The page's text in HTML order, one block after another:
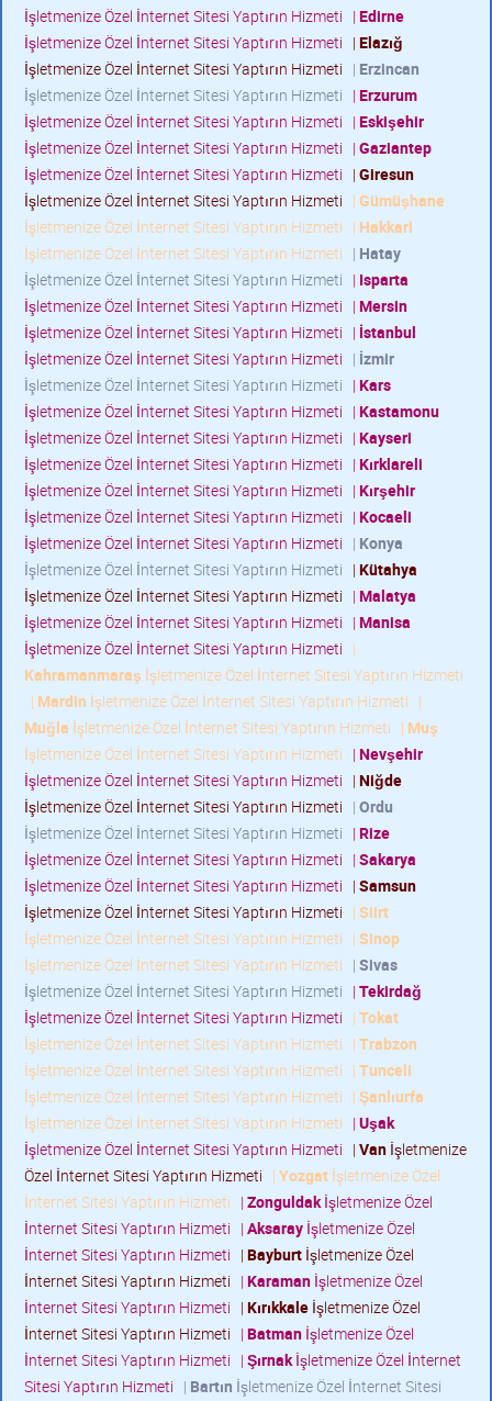
İşletmenize Özel İnternet Sitesi Yaptırın Hizmeti | Edirne
İşletmenize Özel İnternet Sitesi Yaptırın Hizmeti | Elazığ
İşletmenize Özel İnternet Sitesi Yaptırın Hizmeti | Erzincan
İşletmenize Özel İnternet Sitesi Yaptırın Hizmeti | Erzurum
İşletmenize Özel İnternet Sitesi Yaptırın Hizmeti | Eskişehir
İşletmenize Özel İnternet Sitesi Yaptırın Hizmeti | Gaziantep
İşletmenize Özel İnternet Sitesi Yaptırın Hizmeti | Giresun
İşletmenize Özel İnternet Sitesi Yaptırın Hizmeti | Gümüşhane
İşletmenize Özel İnternet Sitesi Yaptırın Hizmeti | Hakkari
İşletmenize Özel İnternet Sitesi Yaptırın Hizmeti | Hatay
İşletmenize Özel İnternet Sitesi Yaptırın Hizmeti | Isparta
İşletmenize Özel İnternet Sitesi Yaptırın Hizmeti | Mersin
İşletmenize Özel İnternet Sitesi Yaptırın Hizmeti | İstanbul
İşletmenize Özel İnternet Sitesi Yaptırın Hizmeti | İzmir
İşletmenize Özel İnternet Sitesi Yaptırın Hizmeti | Kars
İşletmenize Özel İnternet Sitesi Yaptırın Hizmeti | Kastamonu
İşletmenize Özel İnternet Sitesi Yaptırın Hizmeti | Kayseri
İşletmenize Özel İnternet Sitesi Yaptırın Hizmeti | Kırklareli
İşletmenize Özel İnternet Sitesi Yaptırın Hizmeti | Kırşehir
İşletmenize Özel İnternet Sitesi Yaptırın Hizmeti | Kocaeli
İşletmenize Özel İnternet Sitesi Yaptırın Hizmeti | Konya
İşletmenize Özel İnternet Sitesi Yaptırın Hizmeti | Kütahya
İşletmenize Özel İnternet Sitesi Yaptırın Hizmeti | Malatya
İşletmenize Özel İnternet Sitesi Yaptırın Hizmeti | Manisa
İşletmenize Özel İnternet Sitesi Yaptırın Hizmeti |
Kahramanmaraş İşletmenize Özel İnternet Sitesi Yaptırın Hizmeti
| Mardin İşletmenize Özel İnternet Sitesi Yaptırın Hizmeti |
Muğla İşletmenize Özel İnternet Sitesi Yaptırın Hizmeti | Muş
İşletmenize Özel İnternet Sitesi Yaptırın Hizmeti | Nevşehir
İşletmenize Özel İnternet Sitesi Yaptırın Hizmeti | Niğde
İşletmenize Özel İnternet Sitesi Yaptırın Hizmeti | Ordu
İşletmenize Özel İnternet Sitesi Yaptırın Hizmeti | Rize
İşletmenize Özel İnternet Sitesi Yaptırın Hizmeti | Sakarya
İşletmenize Özel İnternet Sitesi Yaptırın Hizmeti | Samsun
İşletmenize Özel İnternet Sitesi Yaptırın Hizmeti | Siirt
İşletmenize Özel İnternet Sitesi Yaptırın Hizmeti | Sinop
İşletmenize Özel İnternet Sitesi Yaptırın Hizmeti | Sivas
İşletmenize Özel İnternet Sitesi Yaptırın Hizmeti | Tekirdağ
İşletmenize Özel İnternet Sitesi Yaptırın Hizmeti | Tokat
İşletmenize Özel İnternet Sitesi Yaptırın Hizmeti | Trabzon
İşletmenize Özel İnternet Sitesi Yaptırın Hizmeti | Tunceli
İşletmenize Özel İnternet Sitesi Yaptırın Hizmeti | Şanlıurfa
İşletmenize Özel İnternet Sitesi Yaptırın Hizmeti | Uşak
İşletmenize Özel İnternet Sitesi Yaptırın Hizmeti | Van İşletmenize
Özel İnternet Sitesi Yaptırın Hizmeti | Yozgat İşletmenize Özel
İnternet Sitesi Yaptırın Hizmeti | Zonguldakİşletmenize Özel
İnternet Sitesi Yaptırın Hizmeti | Aksaray İşletmenize Özel
İnternet Sitesi Yaptırın Hizmeti | Bayburt İşletmenize Özel
İnternet Sitesi Yaptırın Hizmeti | Karaman İşletmenize Özel
İnternet Sitesi Yaptırın Hizmeti | Kırıkkale İşletmenize Özel
İnternet Sitesi Yaptırın Hizmeti | Batman İşletmenize Özel
İnternet Sitesi Yaptırın Hizmeti | Şırnakİşletmenize Özel İnternet
Sitesi Yaptırın Hizmeti | Bartın İşletmenize Özel İnternet Sitesi